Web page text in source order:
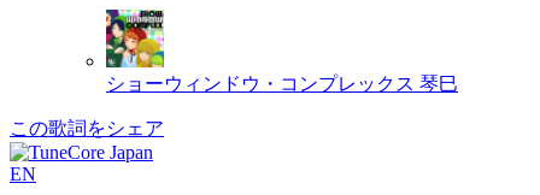
ショーウィンドウ・コンプレックス 琴巳
この歌詞をシェア
EN